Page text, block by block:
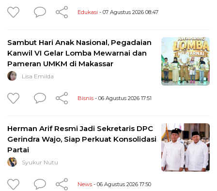
Edukasi - 07 Agustus 2026 08:47
Sambut Hari Anak Nasional, Pegadaian
Kanwil VI Gelar Lomba Mewarnai dan
Pameran UMKM di Makassar
Lisa Emilda
Bisnis - 06 Agustus 2026 17:51
Herman Arif Resmi Jadi Sekretaris DPC
Gerindra Wajo, Siap Perkuat Konsolidasi
Partai
Syukur Nutu
News - 06 Agustus 2026 17:50